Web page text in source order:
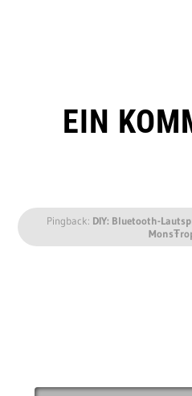
EIN
Pingback: DIY: Bluetooth-